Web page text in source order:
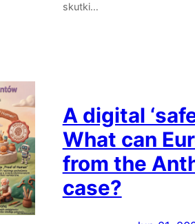
skutki…
A digital
What can
from the
case?